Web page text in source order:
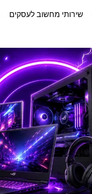
שירותי מחשוב לעסקים